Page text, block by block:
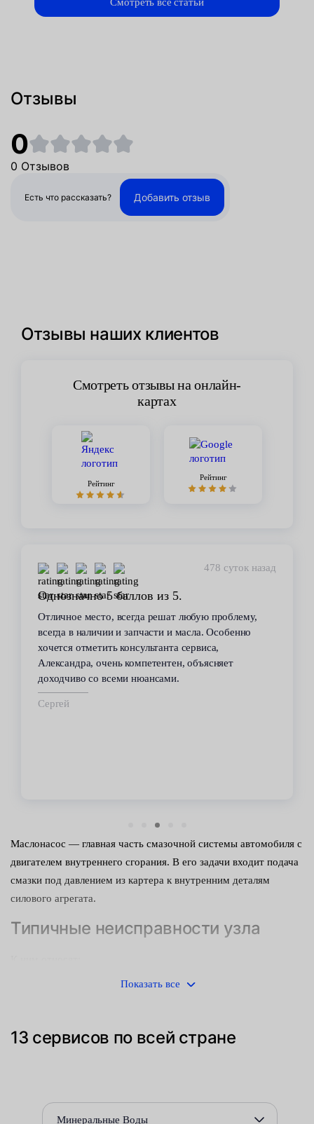
Отзывы
0
0 Отзывов
Есть что рассказать? Добавить отзыв
Отзывы наших клиентов
Смотреть отзывы на онлайн-
картах
Рейтинг
Рейтинг
449 суток назад
Стабильное качество
В течение 6 лет пользуюсь услугами данного
сервиса. Высокий профессионализм персонала
всегда помогал решить возникающие с
автомобилем проблемы. Все работы по
техобслуживанию проводились качественно и в
срок.
Маслонасос — главная часть смазочной системы автомобиля с
двигателем внутреннего сгорания. В его задачи входит подача
смазки под давлением из картера к внутренним деталям
силового агрегата.
Типичные неисправности узла
поломка или деформация пружины;
повреждение корпуса или посадочных мест;
Основные признаки
Показать все
13 сервисов по всей стране
Минеральные Воды